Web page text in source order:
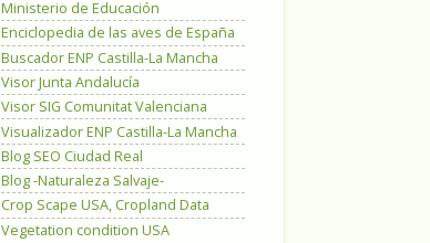
Ministerio de Educación
Enciclopedia de las aves de España
Buscador ENP Castilla-La Mancha
Visor Junta Andalucía
Visor SIG Comunitat Valenciana
Visualizador ENP Castilla-La Mancha
Blog SEO Ciudad Real
Blog -Naturaleza Salvaje-
Crop Scape USA, Cropland Data
Vegetation condition USA